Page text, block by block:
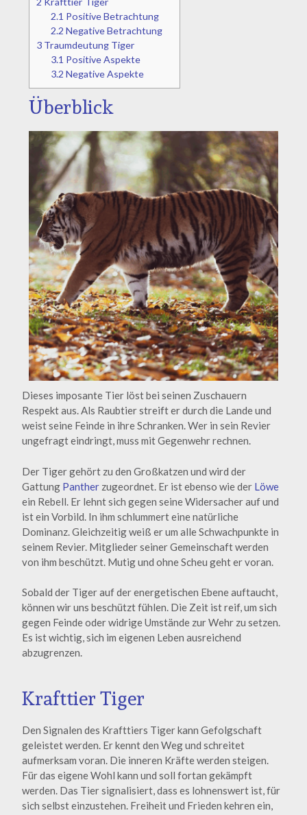
2.1 Positive Betrachtung
2.2 Negative Betrachtung
3 Traumdeutung Tiger
3.1 Positive Aspekte
3.2 Negative Aspekte
Überblick
Dieses imposante Tier löst bei seinen Zuschauern
Respekt aus. Als Raubtier streift er durch die Lande und
weist seine Feinde in ihre Schranken. Wer in sein Revier
ungefragt eindringt, muss mit Gegenwehr rechnen.
Der Tiger gehört zu den Großkatzen und wird der
Gattung Panther zugeordnet. Er ist ebenso wie der Löwe
ein Rebell. Er lehnt sich gegen seine Widersacher auf und
ist ein Vorbild. In ihm schlummert eine natürliche
Dominanz. Gleichzeitig weiß er um alle Schwachpunkte in
seinem Revier. Mitglieder seiner Gemeinschaft werden
von ihm beschützt. Mutig und ohne Scheu geht er voran.
Sobald der Tiger auf der energetischen Ebene auftaucht,
können wir uns beschützt fühlen. Die Zeit ist reif, um sich
gegen Feinde oder widrige Umstände zur Wehr zu setzen.
Es ist wichtig, sich im eigenen Leben ausreichend
abzugrenzen.
Krafttier Tiger
Den Signalen des Krafttiers Tiger kann Gefolgschaft
geleistet werden. Er kennt den Weg und schreitet
aufmerksam voran. Die inneren Kräfte werden steigen.
Für das eigene Wohl kann und soll fortan gekämpft
werden. Das Tier signalisiert, dass es lohnenswert ist, für
sich selbst einzustehen. Freiheit und Frieden kehren ein,